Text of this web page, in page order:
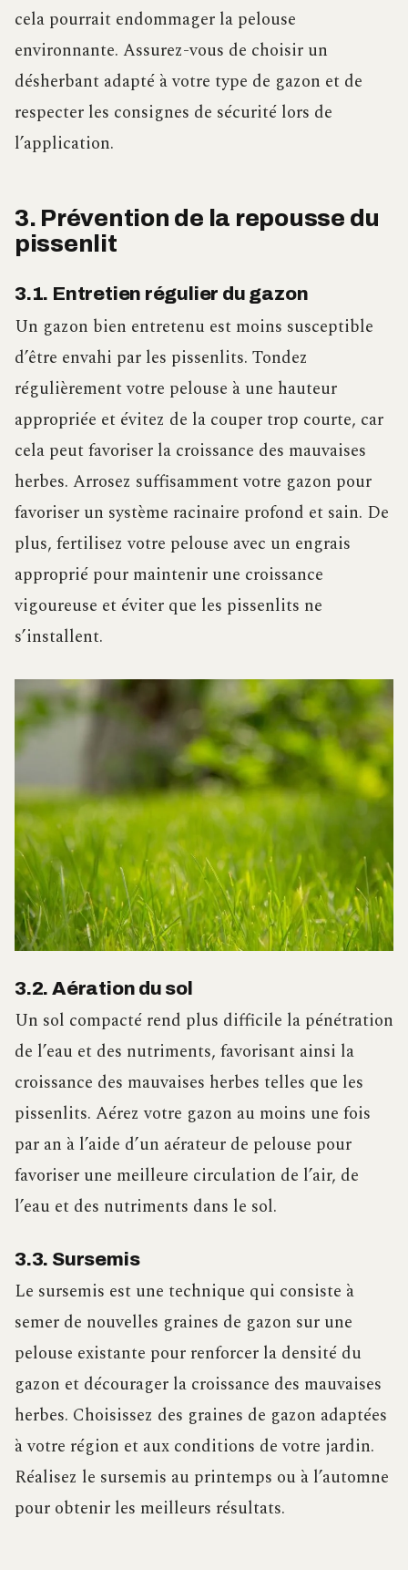
cela pourrait endommager la pelouse
environnante. Assurez-vous de choisir un
désherbant adapté à votre type de gazon et de
respecter les consignes de sécurité lors de
l’application.
3. Prévention de la repousse du
pissenlit
3.1. Entretien régulier du gazon
Un gazon bien entretenu est moins susceptible
d’être envahi par les pissenlits. Tondez
régulièrement votre pelouse à une hauteur
appropriée et évitez de la couper trop courte, car
cela peut favoriser la croissance des mauvaises
herbes. Arrosez suffisamment votre gazon pour
favoriser un système racinaire profond et sain. De
plus, fertilisez votre pelouse avec un engrais
approprié pour maintenir une croissance
vigoureuse et éviter que les pissenlits ne
s’installent.
3.2. Aération du sol
Un sol compacté rend plus difficile la pénétration
de l’eau et des nutriments, favorisant ainsi la
croissance des mauvaises herbes telles que les
pissenlits. Aérez votre gazon au moins une fois
par an à l’aide d’un aérateur de pelouse pour
favoriser une meilleure circulation de l’air, de
l’eau et des nutriments dans le sol.
3.3. Sursemis
Le sursemis est une technique qui consiste à
semer de nouvelles graines de gazon sur une
pelouse existante pour renforcer la densité du
gazon et décourager la croissance des mauvaises
herbes. Choisissez des graines de gazon adaptées
à votre région et aux conditions de votre jardin.
Réalisez le sursemis au printemps ou à l’automne
pour obtenir les meilleurs résultats.